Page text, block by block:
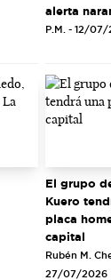
alerta
P.M. - 12/
El grupo
Kuero
placa
capital
Rubén M.
27/07/2026